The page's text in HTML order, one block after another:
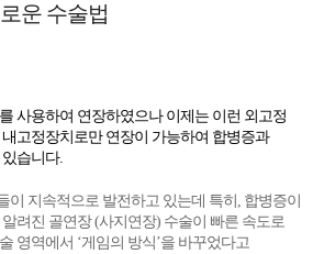
운 수술법
사용하여 연장하였으나 이제는 이런 외고정
고정장치로만 연장이 가능하여 합병증과
습니다.
이 지속적으로 발전하고 있는데 특히, 합병증이
려진 골연장 (사지연장) 수술이 빠른 속도로
영역에서 ‘게임의 방식’을 바꾸었다고